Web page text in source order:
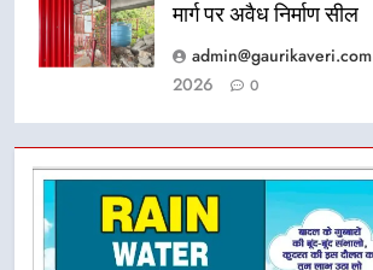
मार्ग पर अवैध निर्माण सील
admin@gaurikaveri.com
2026
0